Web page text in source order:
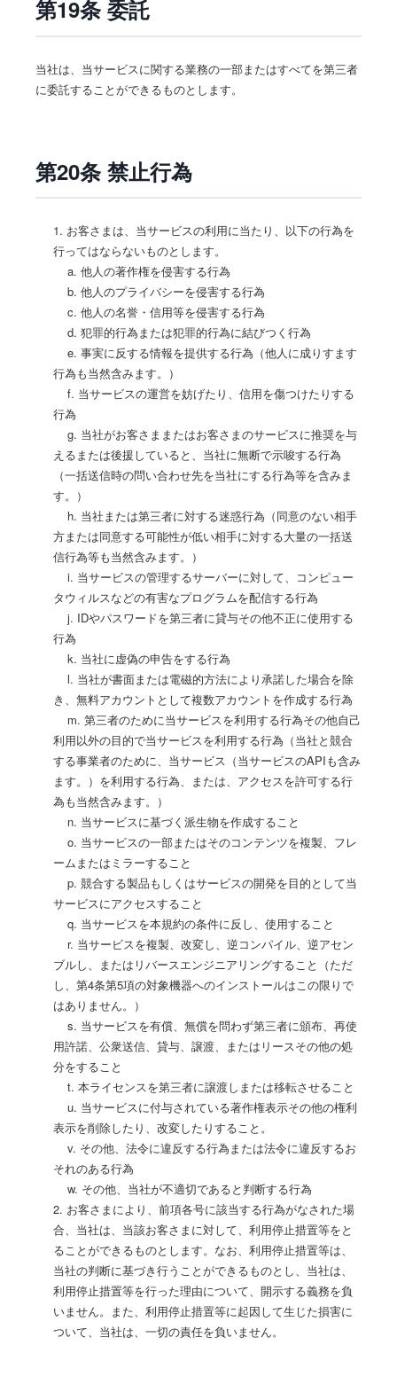
第19条 委託
当社は、当サービスに関する業務の一部またはすべてを第三者
に委託することができるものとします。
第20条 禁止行為
1. お客さまは、当サービスの利用に当たり、以下の行為を
行ってはならないものとします。
a. 他人の著作権を侵害する行為
b. 他人のプライバシーを侵害する行為
c. 他人の名誉・信用等を侵害する行為
d. 犯罪的行為または犯罪的行為に結びつく行為
e. 事実に反する情報を提供する行為（他人に成りすます
行為も当然含みます。）
f. 当サービスの運営を妨げたり、信用を傷つけたりする
行為
g. 当社がお客さままたはお客さまのサービスに推奨を与
えるまたは後援していると、当社に無断で示唆する行為
（一括送信時の問い合わせ先を当社にする行為等を含みま
す。）
h. 当社または第三者に対する迷惑行為（同意のない相手
方または同意する可能性が低い相手に対する大量の一括送
信行為等も当然含みます。）
i. 当サービスの管理するサーバーに対して、コンピュー
タウィルスなどの有害なプログラムを配信する行為
j. IDやパスワードを第三者に貸与その他不正に使用する
行為
k. 当社に虚偽の申告をする行為
l. 当社が書面または電磁的方法により承諾した場合を除
き、無料アカウントとして複数アカウントを作成する行為
m. 第三者のために当サービスを利用する行為その他自己
利用以外の目的で当サービスを利用する行為（当社と競合
する事業者のために、当サービス（当サービスのAPIも含み
ます。）を利用する行為、または、アクセスを許可する行
為も当然含みます。）
n. 当サービスに基づく派生物を作成すること
o. 当サービスの一部またはそのコンテンツを複製、フレ
ームまたはミラーすること
p. 競合する製品もしくはサービスの開発を目的として当
サービスにアクセスすること
q. 当サービスを本規約の条件に反し、使用すること
r. 当サービスを複製、改変し、逆コンパイル、逆アセン
ブルし、またはリバースエンジニアリングすること（ただ
し、第4条第5項の対象機器へのインストールはこの限りで
はありません。）
s. 当サービスを有償、無償を問わず第三者に頒布、再使
用許諾、公衆送信、貸与、譲渡、またはリースその他の処
分をすること
t. 本ライセンスを第三者に譲渡しまたは移転させること
u. 当サービスに付与されている著作権表示その他の権利
表示を削除したり、改変したりすること。
v. その他、法令に違反する行為または法令に違反するお
それのある行為
w. その他、当社が不適切であると判断する行為
2. お客さまにより、前項各号に該当する行為がなされた場
合、当社は、当該お客さまに対して、利用停止措置等をと
ることができるものとします。なお、利用停止措置等は、
当社の判断に基づき行うことができるものとし、当社は、
利用停止措置等を行った理由について、開示する義務を負
いません。また、利用停止措置等に起因して生じた損害に
ついて、当社は、一切の責任を負いません。